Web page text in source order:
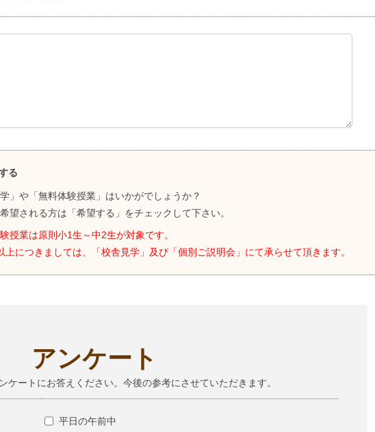
る
学」や「無料体験授業」はいかがでしょうか？
望される方は「希望する」をチェックして下さい。
授業は原則小1生～中2生が対象です。
上につきましては、「校舎見学」及び「個別ご説明会」にて承らせて頂きます。
アンケート
ケートにお答えください。今後の参考にさせていただきます。
平日の午前中